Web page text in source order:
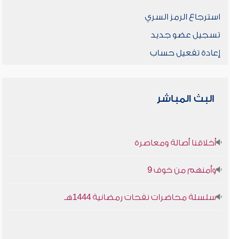
استرجاع الرمز السري
تسجيل عضو جديد
إعادة تفعيل حساب
البث المباشر
أخلاقنا أصالة ومعاصرة
وأمنهم من خوف 9
سلسلة محاضرات نفحات رمضانية 1444هـ